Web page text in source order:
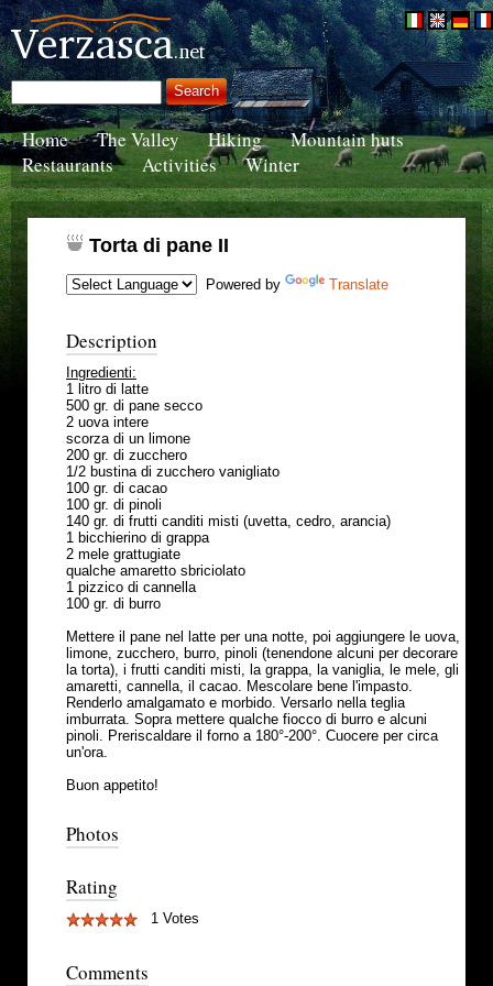
Home The Valley Hiking
Mountain huts
Restaurants
Activities Winter
Torta di pane II
Powered by Translate
Description
Ingredienti:
1 litro di latte
500 gr. di pane secco
2 uova intere
scorza di un limone
200 gr. di zucchero
1/2 bustina di zucchero vanigliato
100 gr. di cacao
100 gr. di pinoli
140 gr. di frutti canditi misti (uvetta, cedro, arancia)
1 bicchierino di grappa
2 mele grattugiate
qualche amaretto sbriciolato
1 pizzico di cannella
100 gr. di burro
Mettere il pane nel latte per una notte, poi aggiungere le uova,
limone, zucchero, burro, pinoli (tenendone alcuni per decorare
la torta), i frutti canditi misti, la grappa, la vaniglia, le mele, gli
amaretti, cannella, il cacao. Mescolare bene l'impasto.
Renderlo amalgamato e morbido. Versarlo nella teglia
imburrata. Sopra mettere qualche fiocco di burro e alcuni
pinoli. Preriscaldare il forno a 180°-200°. Cuocere per circa
un'ora.
Buon appetito!
Photos
Rating
1 Votes
Comments